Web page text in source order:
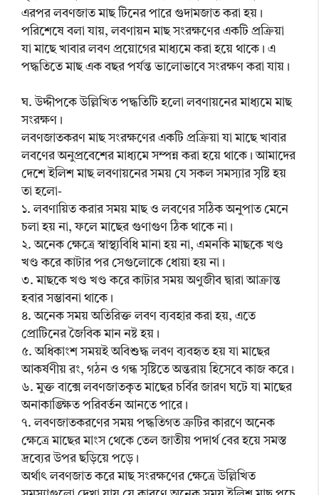
এরপর লবণজাত মাছ টিনের পারে গুদামজাত করা হয়।
পরিশেষে বলা যায়, লবণায়ন মাছ সংরক্ষণের একটি প্রক্রিয়া
যা মাছে খাবার লবণ প্রয়োগের মাধ্যমে করা হয়ে থাকে। এ
পদ্ধতিতে মাছ এক বছর পর্যন্ত ভালোভাবে সংরক্ষণ করা যায়।
ঘ. উদ্দীপকে উল্লিখিত পদ্ধতিটি হলো লবণায়নের মাধ্যমে মাছ
সংরক্ষণ।
লবণজাতকরণ মাছ সংরক্ষণের একটি প্রক্রিয়া যা মাছে খাবার
লবণের অনুপ্রবেশের মাধ্যমে সম্পন্ন করা হয়ে থাকে। আমাদের
দেশে ইলিশ মাছ লবণায়নের সময় যে সকল সমস্যার সৃষ্টি হয়
তা হলো-
১. লবণায়িত করার সময় মাছ ও লবণের সঠিক অনুপাত মেনে
চলা হয় না, ফলে মাছের গুণাগুণ ঠিক থাকে না।
২. অনেক ক্ষেত্রে স্বাস্থ্যবিধি মানা হয় না, এমনকি মাছকে খণ্ড
খণ্ড করে কাটার পর সেগুলোকে ধোয়া হয় না।
৩. মাছকে খণ্ড খণ্ড করে কাটার সময় অণুজীব দ্বারা আক্রান্ত
হবার সম্ভাবনা থাকে।
৪. অনেক সময় অতিরিক্ত লবণ ব্যবহার করা হয়, এতে
প্রোটিনের জৈবিক মান নষ্ট হয়।
৫. অধিকাংশ সময়ই অবিশুদ্ধ লবণ ব্যবহৃত হয় যা মাছের
আকর্ষণীয় রং, গঠন ও গন্ধ সৃষ্টিতে অন্তরায় হিসেবে কাজ করে।
৬. মুক্ত বাক্সে লবণজাতকৃত মাছের চর্বির জারণ ঘটে যা মাছের
অনাকাঙ্ক্ষিত পরিবর্তন আনতে পারে।
৭. লবণজাতকরণের সময় পদ্ধতিগত ত্রুটির কারণে অনেক
ক্ষেত্রে মাছের মাংস থেকে তেল জাতীয় পদার্থ বের হয়ে সমস্ত
দ্রব্যের উপর ছড়িয়ে পড়ে।
অর্থাৎ লবণজাত করে মাছ সংরক্ষণের ক্ষেত্রে উল্লিখিত